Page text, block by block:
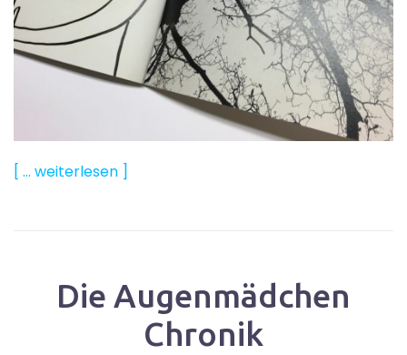
[ … weiterlesen ]
Die Augenmädchen
Chronik